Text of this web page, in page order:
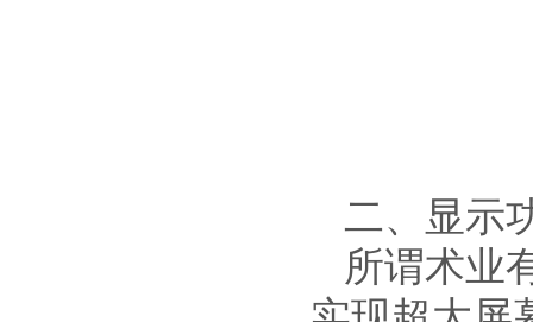
二、显示
所谓术业